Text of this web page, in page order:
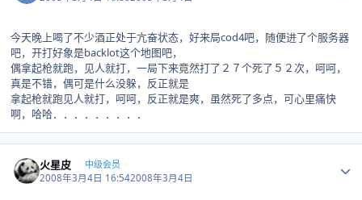
今天晚上喝了不少酒正处于亢奋状态，好来局cod4吧，随便进了个服务器
吧，开打好象是backlot这个地图吧，
偶拿起枪就跑，见人就打，一局下来竟然打了２７个死了５２次，呵呵，
真是不错，偶可是什么没躲，反正就是
拿起枪就跑见人就打，呵呵，反正就是爽，虽然死了多点，可心里痛快
啊，哈哈．．．．．．．．．
火星皮 中级会员
2008年3月4日 16:542008年3月4日